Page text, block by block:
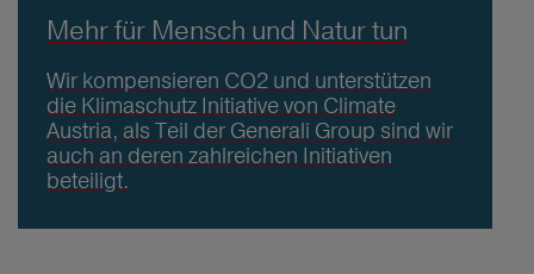
Mehr für Mensch und Natur tun
Wir kompensieren CO2 und unterstützen
die Klimaschutz Initiative von Climate
Austria, als Teil der Generali Group sind wir
auch an deren zahlreichen Initiativen
beteiligt.